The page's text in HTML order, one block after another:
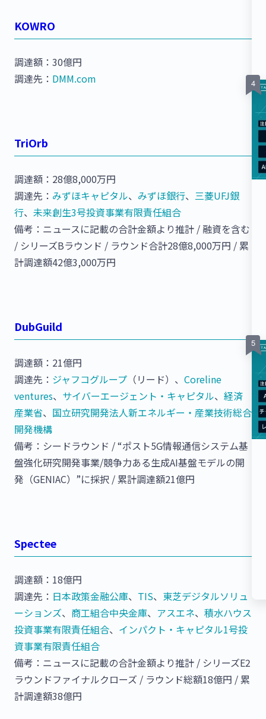
KOWRO
調達額：30億円
調達先： DMM.com
TriOrb
調達額：28億8,000万円
調達先： みずほキャピタル、 みずほ銀行、 三菱UFJ銀
行、 未来創生3号投資事業有限責任組合
備考：ニュースに記載の合計金額より推計 / 融資を含む
/ シリーズBラウンド / ラウンド合計28億8,000万円 / 累
計調達額42億3,000万円
DubGuild
調達額：21億円
調達先： ジャフコグループ （リード）、 Coreline
ventures、 サイバーエージェント・キャピタル、 経済
産業省、 国立研究開発法人新エネルギー・産業技術総合
開発機構
備考：シードラウンド / “ポスト5G情報通信システム基
盤強化研究開発事業/競争力ある生成AI基盤モデルの開
発（GENIAC）”に採択 / 累計調達額21億円
Spectee
調達額：18億円
調達先： 日本政策金融公庫、 TIS、 東芝デジタルソリュ
ーションズ、 商工組合中央金庫、 アスエネ、 積水ハウス
投資事業有限責任組合、 インパクト・キャピタル1号投
資事業有限責任組合
備考：ニュースに記載の合計金額より推計 / シリーズE2
ラウンドファイナルクローズ / ラウンド総額18億円 / 累
計調達額38億円